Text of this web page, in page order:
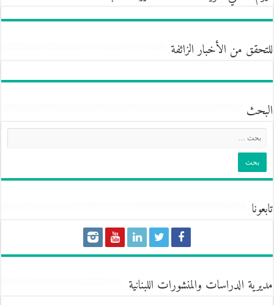
للتحقق من الأخبار الزائفة
البحث
تابعونا
مديرية الدراسات والمنشورات اللبنانية